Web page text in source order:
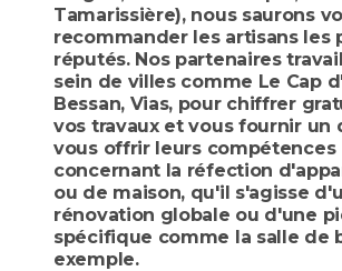
Tamarissière), nous saurons
recommander les artisans les
réputés. Nos partenaires
sein de villes comme Le Cap
Bessan, Vias, pour chiffrer
vos travaux et vous fournir un
vous offrir leurs compétences
concernant la réfection
ou de maison, qu'il s'agisse
rénovation globale ou d'une
spécifique comme la salle de
exemple.